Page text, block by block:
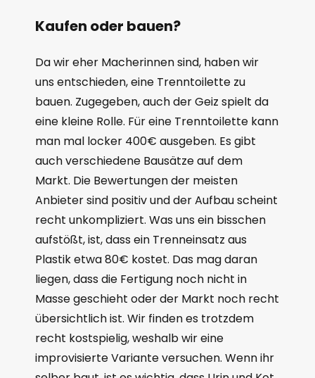
Kaufen oder bauen?
Da wir eher Macherinnen sind, haben wir
uns entschieden, eine Trenntoilette zu
bauen. Zugegeben, auch der Geiz spielt da
eine kleine Rolle. Für eine Trenntoilette kann
man mal locker 400€ ausgeben. Es gibt
auch verschiedene Bausätze auf dem
Markt. Die Bewertungen der meisten
Anbieter sind positiv und der Aufbau scheint
recht unkompliziert. Was uns ein bisschen
aufstößt, ist, dass ein Trenneinsatz aus
Plastik etwa 80€ kostet. Das mag daran
liegen, dass die Fertigung noch nicht in
Masse geschieht oder der Markt noch recht
übersichtlich ist. Wir finden es trotzdem
recht kostspielig, weshalb wir eine
improvisierte Variante versuchen. Wenn ihr